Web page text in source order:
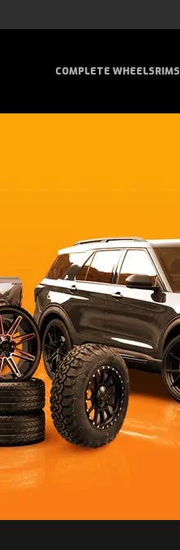
COMPLETE WHEELSRIMS